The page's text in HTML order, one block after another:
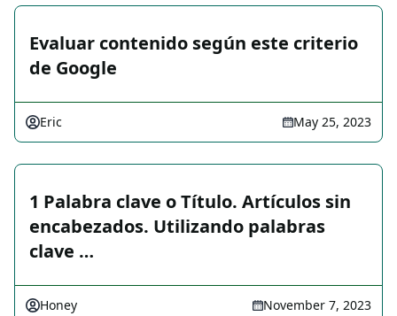
Evaluar contenido según este criterio
de Google
Eric May 25, 2023
1 Palabra clave o Título. Artículos sin
encabezados. Utilizando palabras
clave …
Honey November 7, 2023